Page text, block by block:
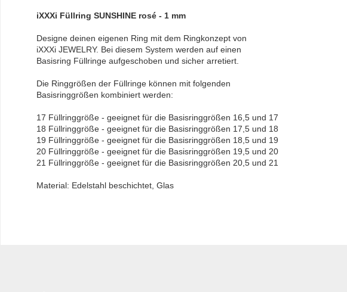
iXXXi Füllring SUNSHINE rosé - 1 mm
Designe deinen eigenen Ring mit dem Ringkonzept von
iXXXi JEWELRY. Bei diesem System werden auf einen
Basisring Füllringe aufgeschoben und sicher arretiert.
Die Ringgrößen der Füllringe können mit folgenden
Basisringgrößen kombiniert werden:
17 Füllringgröße - geeignet für die Basisringgrößen 16,5 und 17
18 Füllringgröße - geeignet für die Basisringgrößen 17,5 und 18
19 Füllringgröße - geeignet für die Basisringgrößen 18,5 und 19
20 Füllringgröße - geeignet für die Basisringgrößen 19,5 und 20
21 Füllringgröße - geeignet für die Basisringgrößen 20,5 und 21
Material: Edelstahl beschichtet, Glas